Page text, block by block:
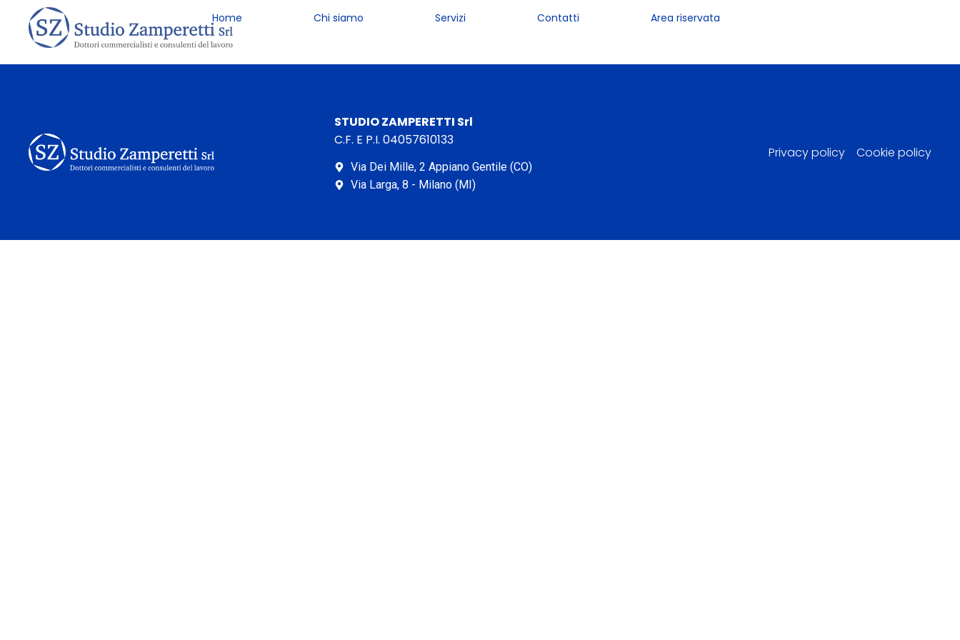
Home Chi siamo Servizi Contatti Area riservata
STUDIO ZAMPERETTI Srl
C.F. E P.I. 04057610133
Via Dei Mille, 2 Appiano Gentile (CO)
Via Larga, 8 - Milano (MI)
Privacy policy Cookie policy